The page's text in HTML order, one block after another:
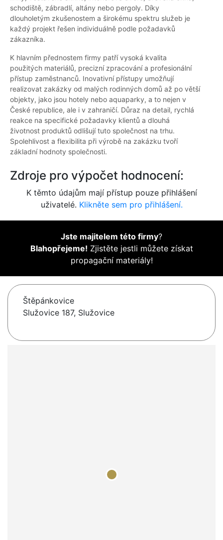
schodiště, zábradlí, altány nebo pergoly. Díky
dlouholetým zkušenostem a širokému spektru služeb je
každý projekt řešen individuálně podle požadavků
zákazníka.
K hlavním přednostem firmy patří vysoká kvalita
použitých materiálů, precizní zpracování a profesionální
přístup zaměstnanců. Inovativní přístupy umožňují
realizovat zakázky od malých rodinných domů až po větší
objekty, jako jsou hotely nebo aquaparky, a to nejen v
České republice, ale i v zahraničí. Důraz na detail, rychlá
reakce na specifické požadavky klientů a dlouhá
životnost produktů odlišují tuto společnost na trhu.
Spolehlivost a flexibilita při výrobě na zakázku tvoří
základní hodnoty společnosti.
Zdroje pro výpočet hodnocení:
K těmto údajům mají přístup pouze přihlášení
uživatelé. Klikněte sem pro přihlášení.
Jste majitelem této firmy?
Blahopřejeme! Zjistěte jestli můžete získat
propagační materiály!
Štěpánkovice
Služovice 187, Služovice